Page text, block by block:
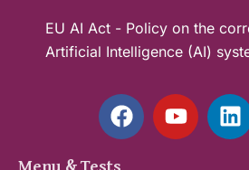
EU AI Act - Policy on the
Artificial Intelligence (AI)